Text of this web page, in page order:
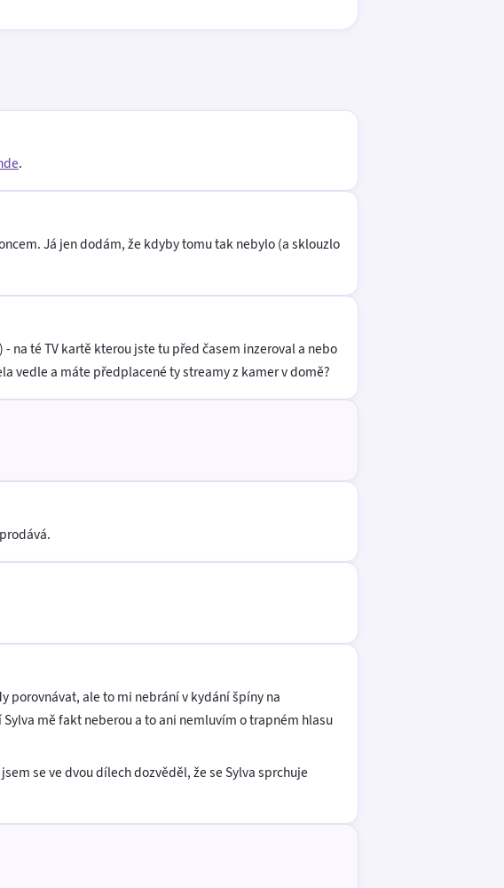
.
Já jen dodám, že kdyby tomu tak nebylo (a sklouzlo
na té TV kartě kterou jste tu před časem inzeroval a nebo
vedle a máte předplacené ty streamy z kamer v domě?
porovnávat, ale to mi nebrání v kydání špíny na
mě fakt neberou a to ani nemluvím o trapném hlasu
se ve dvou dílech dozvěděl, že se Sylva sprchuje